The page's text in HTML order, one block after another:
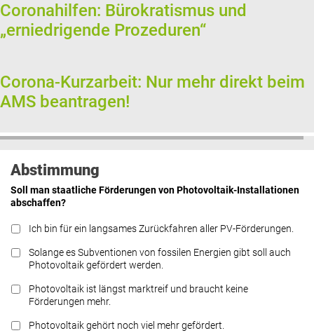
Coronahilfen: Bürokratismus und
„erniedrigende Prozeduren“
Corona-Kurzarbeit: Nur mehr direkt beim
AMS beantragen!
Abstimmung
Soll man staatliche Förderungen von Photovoltaik-Installationen
abschaffen?
Ich bin für ein langsames Zurückfahren aller PV-Förderungen.
Solange es Subventionen von fossilen Energien gibt soll auch
Photovoltaik gefördert werden.
Photovoltaik ist längst marktreif und braucht keine
Förderungen mehr.
Photovoltaik gehört noch viel mehr gefördert.